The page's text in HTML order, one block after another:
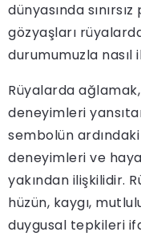
dünyasında
gözyaşları
durumumuzla nasıl
Rüyalarda
deneyimleri
sembolün
deneyimleri ve
yakından ilişkilidir.
hüzün, kaygı,
duygusal tepkileri